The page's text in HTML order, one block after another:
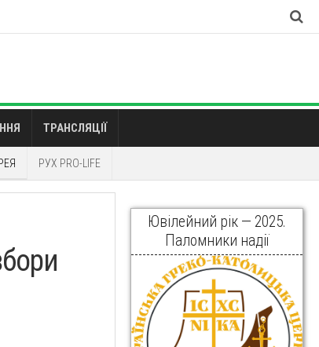
ТРАНСЛЯЦІЇ
РУХ PRO-LIFE
Ювілейний рік — 2025.
Паломники надії